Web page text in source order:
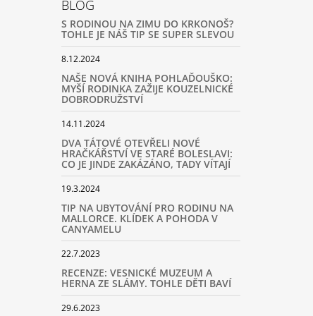
BLOG
S RODINOU NA ZIMU DO KRKONOŠ?
TOHLE JE NÁŠ TIP SE SUPER SLEVOU
8.12.2024
NAŠE NOVÁ KNIHA POHLAĎOUŠKO:
MYŠÍ RODINKA ZAŽIJE KOUZELNICKÉ
DOBRODRUŽSTVÍ
14.11.2024
DVA TÁTOVÉ OTEVŘELI NOVÉ
HRAČKÁŘSTVÍ VE STARÉ BOLESLAVI:
CO JE JINDE ZAKÁZÁNO, TADY VÍTAJÍ
19.3.2024
TIP NA UBYTOVÁNÍ PRO RODINU NA
MALLORCE. KLÍDEK A POHODA V
CANYAMELU
22.7.2023
RECENZE: VESNICKÉ MUZEUM A
HERNA ZE SLÁMY. TOHLE DĚTI BAVÍ
29.6.2023